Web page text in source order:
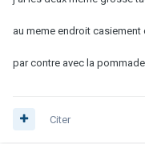
au meme endroit casiement
par contre avec la
Citer